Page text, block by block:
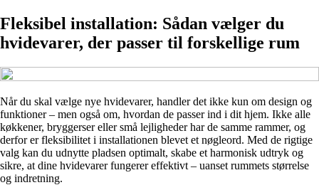
Fleksibel installation: Sådan vælger du
hvidevarer, der passer til forskellige rum
Når du skal vælge nye hvidevarer, handler det ikke kun om design og
funktioner – men også om, hvordan de passer ind i dit hjem. Ikke alle
køkkener, bryggerser eller små lejligheder har de samme rammer, og
derfor er fleksibilitet i installationen blevet et nøgleord. Med de rigtige
valg kan du udnytte pladsen optimalt, skabe et harmonisk udtryk og
sikre, at dine hvidevarer fungerer effektivt – uanset rummets størrelse
og indretning.